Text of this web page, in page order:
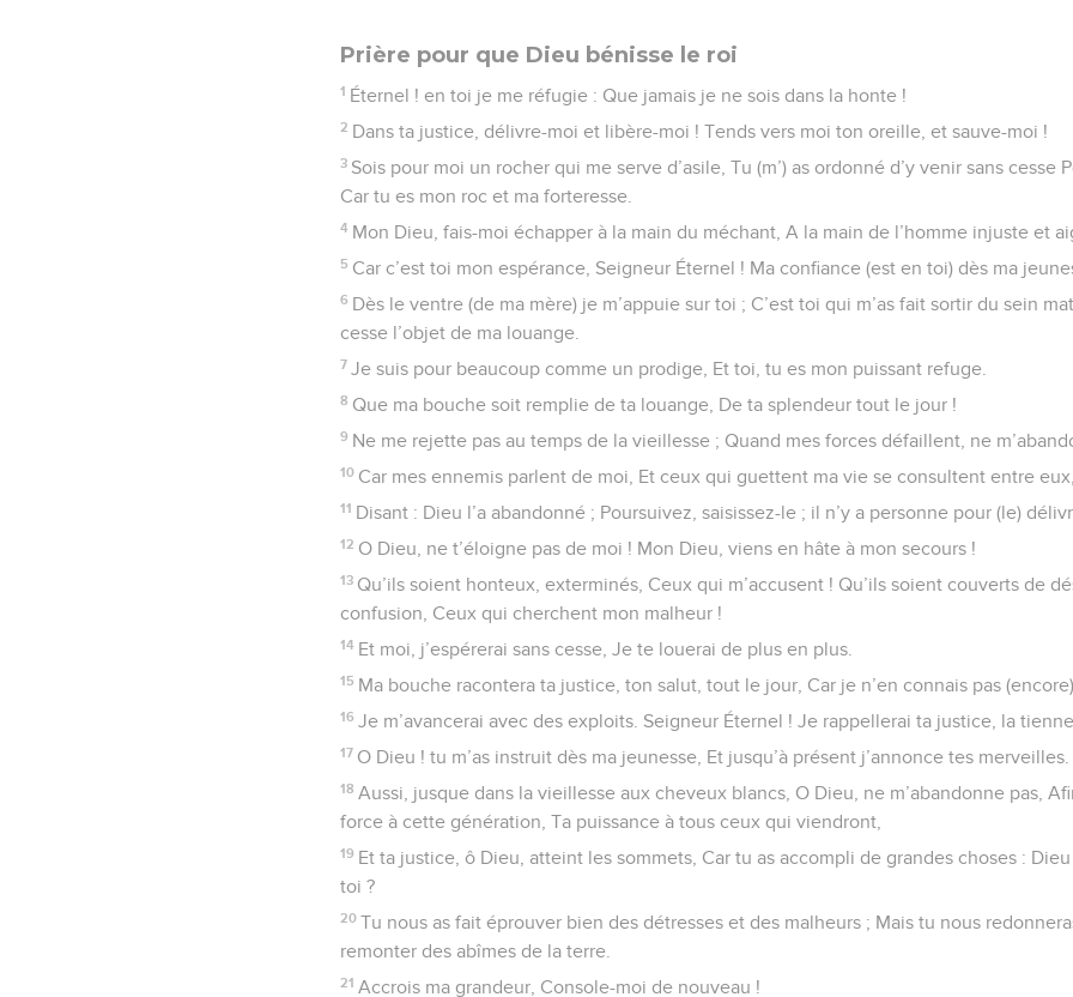
Prière pour que Dieu bénisse le roi
1 Éternel ! en toi je me réfugie : Que jamais je ne sois dans la honte !
2 Dans ta justice, délivre-moi et libère-moi ! Tends vers moi ton oreille, et sauve-moi !
3 Sois pour moi un rocher qui me serve d’asile, Tu (m’) as ordonné d’y venir sans cesse
Car tu es mon roc et ma forteresse.
4 Mon Dieu, fais-moi échapper à la main du méchant, A la main de l’homme injuste et
5 Car c’est toi mon espérance, Seigneur Éternel ! Ma confiance (est en toi) dès ma
6 Dès le ventre (de ma mère) je m’appuie sur toi ; C’est toi qui m’as fait sortir du sein
cesse l’objet de ma louange.
7 Je suis pour beaucoup comme un prodige, Et toi, tu es mon puissant refuge.
8 Que ma bouche soit remplie de ta louange, De ta splendeur tout le jour !
9 Ne me rejette pas au temps de la vieillesse ; Quand mes forces défaillent, ne
10 Car mes ennemis parlent de moi, Et ceux qui guettent ma vie se consultent entre eux,
11 Disant : Dieu l’a abandonné ; Poursuivez, saisissez-le ; il n’y a personne pour (le)
12 O Dieu, ne t’éloigne pas de moi ! Mon Dieu, viens en hâte à mon secours !
13 Qu’ils soient honteux, exterminés, Ceux qui m’accusent ! Qu’ils soient couverts de
confusion, Ceux qui cherchent mon malheur !
14 Et moi, j’espérerai sans cesse, Je te louerai de plus en plus.
15 Ma bouche racontera ta justice, ton salut, tout le jour, Car je n’en connais pas
16 Je m’avancerai avec des exploits. Seigneur Éternel ! Je rappellerai ta justice, la
17 O Dieu ! tu m’as instruit dès ma jeunesse, Et jusqu’à présent j’annonce tes merveilles.
18 Aussi, jusque dans la vieillesse aux cheveux blancs, O Dieu, ne m’abandonne pas,
force à cette génération, Ta puissance à tous ceux qui viendront,
19 Et ta justice, ô Dieu, atteint les sommets, Car tu as accompli de grandes choses :
toi ?
20 Tu nous as fait éprouver bien des détresses et des malheurs ; Mais tu nous
remonter des abîmes de la terre.
21 Accrois ma grandeur, Console-moi de nouveau !